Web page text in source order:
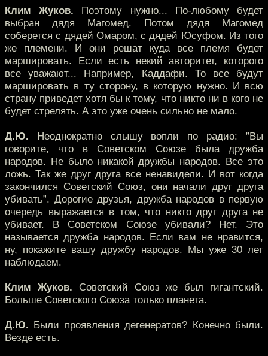
Клим Жуков. Поэтому нужно... По-любому будет
выбран дядя Магомед. Потом дядя Магомед
соберется с дядей Омаром, с дядей Юсуфом. Из того
же племени. И они решат куда все племя будет
маршировать. Если есть некий авторитет, которого
все уважают... Например, Каддафи. То все будут
маршировать в ту сторону, в которую нужно. И всю
страну приведет хотя бы к тому, что никто ни в кого не
будет стрелять. А это уже очень сильно не мало.
Д.Ю. Неоднократно слышу вопли по радио: ”Вы
говорите, что в Советском Союзе была дружба
народов. Не было никакой дружбы народов. Все это
ложь. Так же друг друга все ненавидели. И вот когда
закончился Советский Союз, они начали друг друга
убивать”. Дорогие друзья, дружба народов в первую
очередь выражается в том, что никто друг друга не
убивает. В Советском Союзе убивали? Нет. Это
называется дружба народов. Если вам не нравится,
ну, покажите вашу дружбу народов. Мы уже 30 лет
наблюдаем.
Клим Жуков. Советский Союз же был гигантский.
Больше Советского Союза только планета.
Д.Ю. Были проявления дегенератов? Конечно были.
Везде есть.